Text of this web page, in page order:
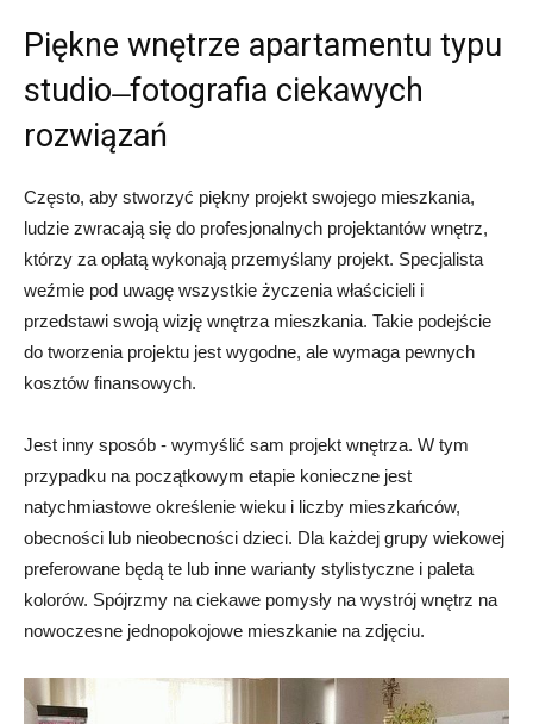
Piękne wnętrze apartamentu typu
studio ̶ fotografia ciekawych
rozwiązań
Często, aby stworzyć piękny projekt swojego mieszkania,
ludzie zwracają się do profesjonalnych projektantów wnętrz,
którzy za opłatą wykonają przemyślany projekt. Specjalista
weźmie pod uwagę wszystkie życzenia właścicieli i
przedstawi swoją wizję wnętrza mieszkania. Takie podejście
do tworzenia projektu jest wygodne, ale wymaga pewnych
kosztów finansowych.
Jest inny sposób - wymyślić sam projekt wnętrza. W tym
przypadku na początkowym etapie konieczne jest
natychmiastowe określenie wieku i liczby mieszkańców,
obecności lub nieobecności dzieci. Dla każdej grupy wiekowej
preferowane będą te lub inne warianty stylistyczne i paleta
kolorów. Spójrzmy na ciekawe pomysły na wystrój wnętrz na
nowoczesne jednopokojowe mieszkanie na zdjęciu.